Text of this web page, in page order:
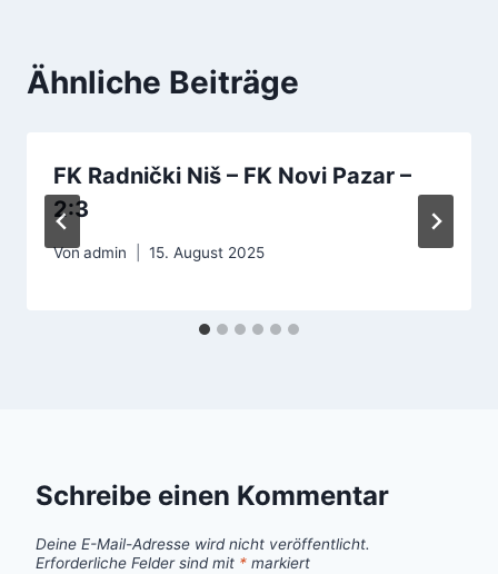
Ähnliche Beiträge
FK Radnički Niš – FK Novi Pazar –
2:3
Vonadmin 15. August 2025
Schreibe einen Kommentar
Deine E-Mail-Adresse wird nicht veröffentlicht.
Erforderliche Felder sind mit * markiert